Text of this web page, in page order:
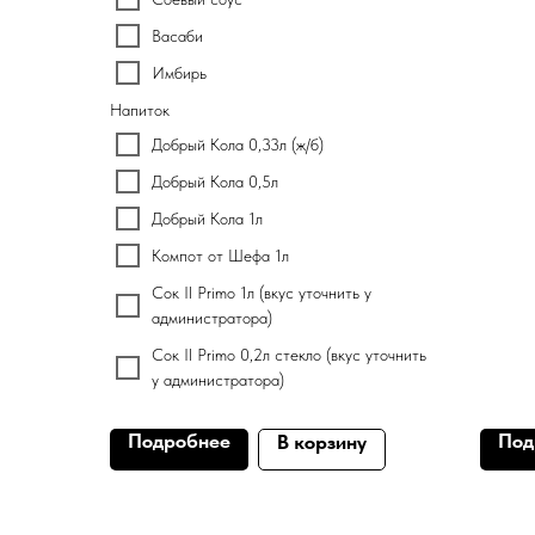
Васаби
Имбирь
Напиток
Добрый Кола 0,33л (ж/б)
Добрый Кола 0,5л
Добрый Кола 1л
Компот от Шефа 1л
Сок Il Primo 1л (вкус уточнить у
администратора)
Сок Il Primo 0,2л стекло (вкус уточнить
у администратора)
Подробнее В корзину